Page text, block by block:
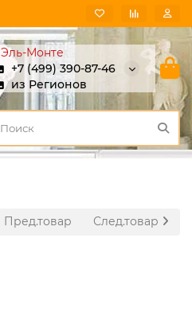
Эль-Монте
+7 (499) 390-87-46
из Регионов
Пред.товар След.товар